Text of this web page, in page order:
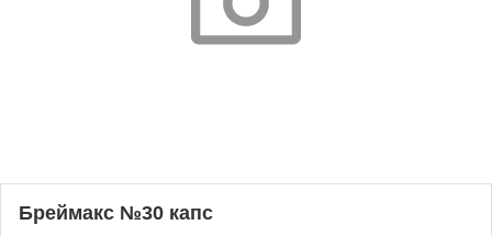
Бреймакс №30 капс